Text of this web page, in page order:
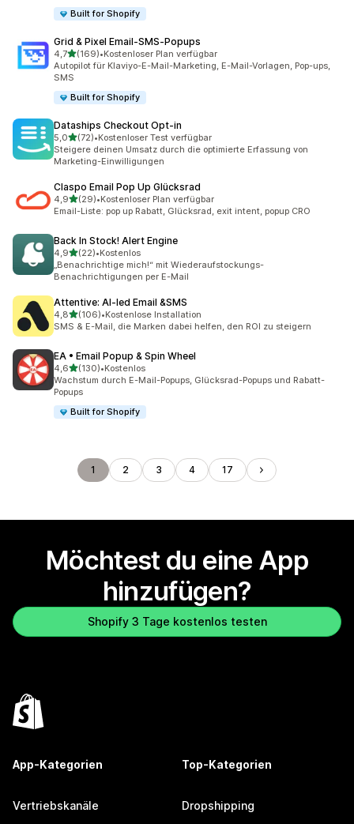
Built for Shopify
Grid & Pixel Email‑SMS‑Popups
4,7von 5 Sternen
(169)
169 Rezensionen insgesamt
•Kostenloser Plan verfügbar
Autopilot für Klaviyo-E-Mail-Marketing, E-Mail-Vorlagen, Pop-ups,
SMS
Built for Shopify
Dataships Checkout Opt‑in
5,0von 5 Sternen
(72)
72 Rezensionen insgesamt
•Kostenloser Test verfügbar
Steigere deinen Umsatz durch die optimierte Erfassung von
Marketing-Einwilligungen
Claspo Email Pop Up Glücksrad
4,9von 5 Sternen
(29)
29 Rezensionen insgesamt
•Kostenloser Plan verfügbar
Email-Liste: pop up Rabatt, Glücksrad, exit intent, popup CRO
Back In Stock! Alert Engine
4,9von 5 Sternen
(22)
22 Rezensionen insgesamt
•Kostenlos
„Benachrichtige mich!“ mit Wiederaufstockungs-
Benachrichtigungen per E-Mail
Attentive: AI‑led Email &SMS
4,8von 5 Sternen
(106)
106 Rezensionen insgesamt
•Kostenlose Installation
SMS & E-Mail, die Marken dabei helfen, den ROI zu steigern
EA • Email Popup & Spin Wheel
4,6von 5 Sternen
(130)
130 Rezensionen insgesamt
•Kostenlos
Wachstum durch E-Mail-Popups, Glücksrad-Popups und Rabatt-
Popups
Built for Shopify
1 2 3 4 17
Möchtest du eine App
hinzufügen?
Shopify 3 Tage kostenlos testen
App-Kategorien
Vertriebskanäle
Top-Kategorien
Dropshipping